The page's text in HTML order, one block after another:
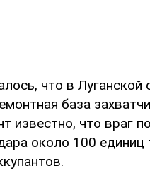
что в Луганской
база
известно, что враг
около 100 единиц